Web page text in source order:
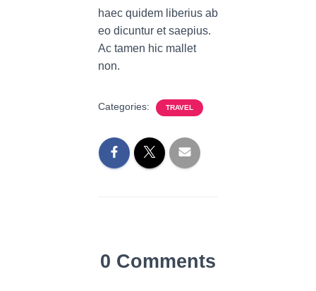
haec quidem liberius ab
eo dicuntur et saepius.
Ac tamen hic mallet
non.
Categories: TRAVEL
0 Comments